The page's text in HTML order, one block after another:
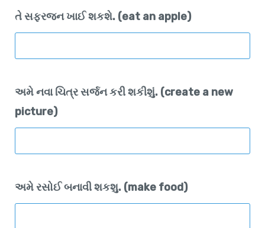
તે સફરજન ખાઈ શકશે. (eat an apple)
અમે નવા ચિત્ર સર્જન કરી શકીશું. (create a new
picture)
અમે રસોઈ બનાવી શકશુ. (make food)